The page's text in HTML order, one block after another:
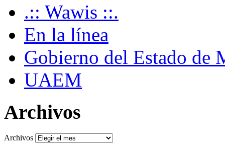
.:: Wawis ::.
En la línea
Gobierno del Estado de
UAEM
Archivos
Archivos